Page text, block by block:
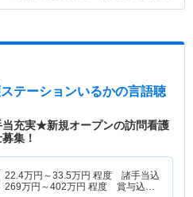
テーションいるかの言語聴
充実★新規オープンの訪問看護
集！
22.4万円～33.5万円 程度 諸手当込
269万円～402万円 程度 賞与込・